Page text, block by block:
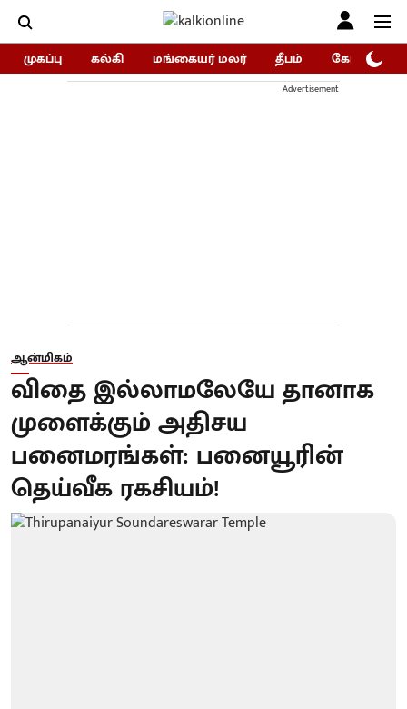
முகப்பு கல்கி மங்கையர் மலர் தீபம் கோகுலம்/
Advertisement
ஆன்மிகம்
விதை இல்லாமலேயே தானாக
முளைக்கும் அதிசய
பனைமரங்கள்: பனையூரின்
தெய்வீக ரகசியம்!